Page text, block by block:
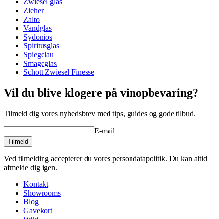
En god vin fortjener et ordentligt glas!
Diameter (cm)
Kapacitet (cl)
GraveringNej
Zwiesel glas
Zieher
Zalto
Vandglas
Sydonios
Spiritusglas
Spiegelau
Smageglas
Schott Zwiesel Finesse
Vil du blive klogere på vinopbevaring?
Tilmeld dig vores nyhedsbrev med tips, guides og gode tilbud.
E-mail
Tilmeld
Ved tilmelding accepterer du vores persondatapolitik. Du kan altid
afmelde dig igen.
Kontakt
Showrooms
Blog
Gavekort